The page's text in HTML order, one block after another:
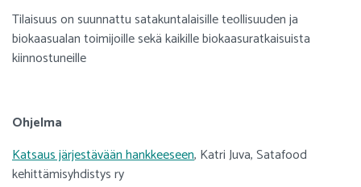
Tilaisuus on suunnattu satakuntalaisille teollisuuden ja
biokaasualan toimijoille sekä kaikille biokaasuratkaisuista
kiinnostuneille
Ohjelma
Katsaus järjestävään hankkeeseen, Katri Juva, Satafood
kehittämisyhdistys ry